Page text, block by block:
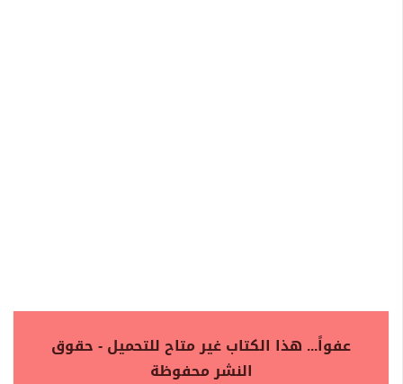
عفواً... هذا الكتاب غير متاح للتحميل - حقوق
النشر محفوظة